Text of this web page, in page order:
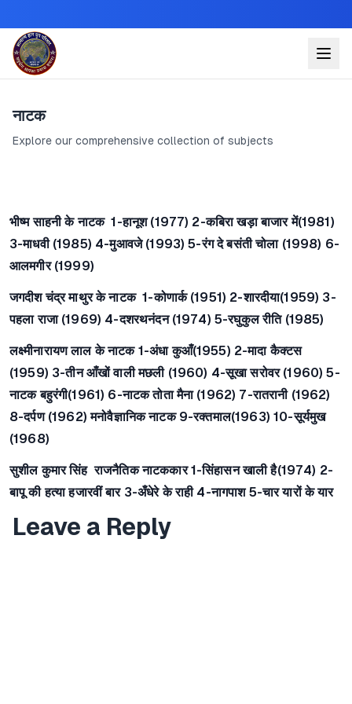
नाटक
Explore our comprehensive collection of subjects
भीष्म साहनी के नाटक 1-हानूश (1977) 2-कबिरा खड़ा बाजार में(1981)
3-माधवी (1985) 4-मुआवजे (1993) 5-रंग दे बसंती चोला (1998) 6-
आलमगीर (1999)
जगदीश चंद्र माथुर के नाटक 1-कोणार्क (1951) 2-शारदीया(1959) 3-
पहला राजा (1969) 4-दशरथनंदन (1974) 5-रघुकुल रीति (1985)
लक्ष्मीनारायण लाल के नाटक1-अंधा कुआँ(1955) 2-मादा कैक्टस
(1959) 3-तीन आँखों वाली मछली (1960) 4-सूखा सरोवर (1960) 5-
नाटक बहुरंगी(1961) 6-नाटक तोता मैना (1962) 7-रातरानी (1962)
8-दर्पण (1962) मनोवैज्ञानिक नाटक 9-रक्तमाल(1963) 10-सूर्यमुख
(1968)
सुशील कुमार सिंह राजनैतिक नाटककार1-सिंहासन खाली है(1974) 2-
बापू की हत्या हजारवीं बार 3-अँधेरे के राही 4-नागपाश 5-चार यारों के यार
Leave a Reply